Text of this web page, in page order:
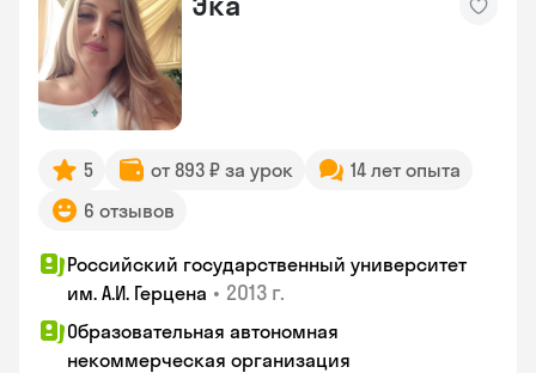
5 от 893 ₽ за урок
14 лет опыта
6 отзывов
Российский государственный университет
им. А.И. Герцена • 2013 г.
Образовательная автономная
некоммерческая организация